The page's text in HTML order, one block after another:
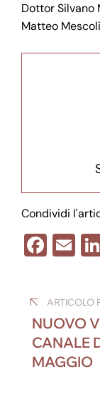
Dottor Silvano
Matteo
Condividi
F
c
e
b
o
E
ail
ARTICOLO
NUOVO
CANALE
MAGGIO